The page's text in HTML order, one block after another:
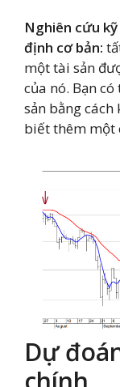
Nghiên cứu
định cơ bản:
một tài sản
của nó. Bạn
sản bằng
biết thêm một
Dự